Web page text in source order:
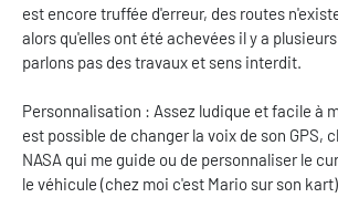
est encore truffée d'erreur, des routes
alors qu'elles ont été achevées il y a
parlons pas des travaux et sens interdit.
Personnalisation : Assez ludique et facile à
est possible de changer la voix de son GPS,
NASA qui me guide ou de personnaliser le
le véhicule (chez moi c'est Mario sur son kart)